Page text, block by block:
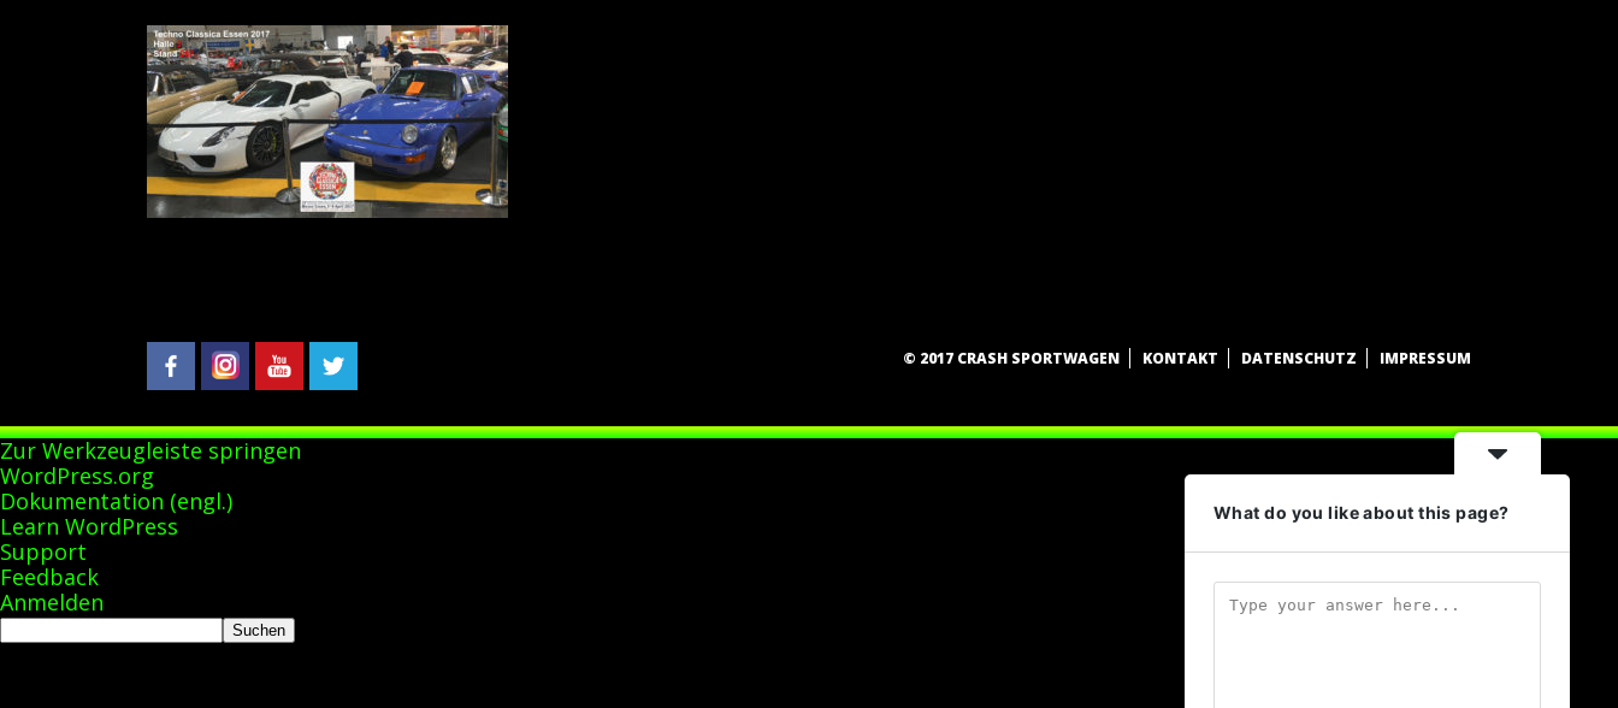
© 2017 CRASH SPORTWAGEN KONTAKT DATENSCHUTZ IMPRESSUM
Zur Werkzeugleiste springen
Über
WordPress
WordPress.org
Dokumentation (engl.)
Learn WordPress
Support
Feedback
Anmelden
Suchen
What do you like about this page?